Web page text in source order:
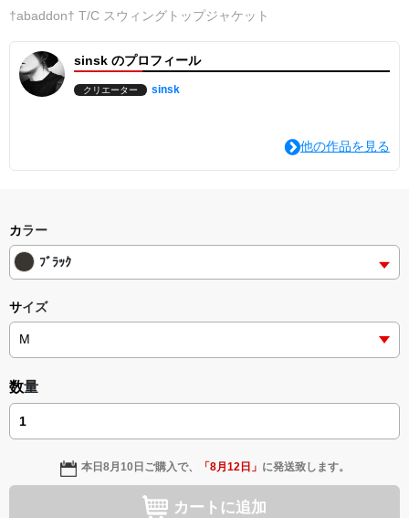
†abaddon† T/C スウィングトップジャケット
sinsk のプロフィール
クリエーター sinsk
他の作品を見る
カラー
ﾌﾞﾗｯｸ
サイズ
数量
本日8月10日 ご購入で、 「8月12日 」 に発送致します。
カートに追加